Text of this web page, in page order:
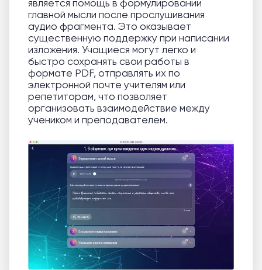
является помощь в формулировании
главной мысли после прослушивания
аудио фрагмента. Это оказывает
существенную поддержку при написании
изложения. Учащиеся могут легко и
быстро сохранять свои работы в
формате PDF, отправлять их по
электронной почте учителям или
репетиторам, что позволяет
организовать взаимодействие между
учеником и преподавателем.